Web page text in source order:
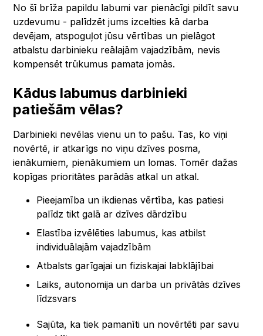
No šī brīža papildu labumi var pienācīgi pildīt savu
uzdevumu - palīdzēt jums izcelties kā darba
devējam, atspoguļot jūsu vērtības un pielāgot
atbalstu darbinieku reālajām vajadzībām, nevis
kompensēt trūkumus pamata jomās.
Kādus labumus darbinieki
patiešām vēlas?
Darbinieki nevēlas vienu un to pašu. Tas, ko viņi
novērtē, ir atkarīgs no viņu dzīves posma,
ienākumiem, pienākumiem un lomas. Tomēr dažas
kopīgas prioritātes parādās atkal un atkal.
Pieejamība un ikdienas vērtība, kas patiesi
palīdz tikt galā ar dzīves dārdzību
Elastība izvēlēties labumus, kas atbilst
individuālajām vajadzībām
Atbalsts garīgajai un fiziskajai labklājībai
Laiks, autonomija un darba un privātās dzīves
līdzsvars
Sajūta, ka tiek pamanīti un novērtēti par savu